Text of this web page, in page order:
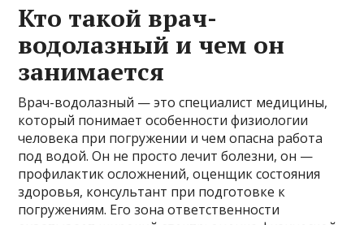
Кто такой врач-
водолазный и чем он
занимается
Врач-водолазный — это специалист медицины,
который понимает особенности физиологии
человека при погружении и чем опасна работа
под водой. Он не просто лечит болезни, он —
профилактик осложнений, оценщик состояния
здоровья, консультант при подготовке к
погружениям. Его зона ответственности